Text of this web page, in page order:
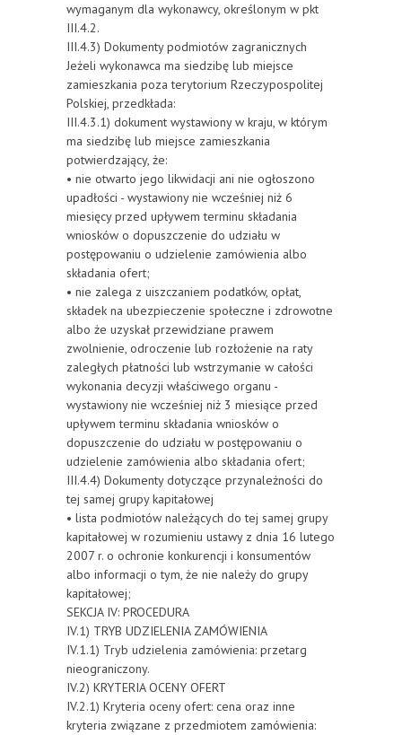
wymaganym dla wykonawcy, określonym w pkt
III.4.2.
III.4.3) Dokumenty podmiotów zagranicznych
Jeżeli wykonawca ma siedzibę lub miejsce
zamieszkania poza terytorium Rzeczypospolitej
Polskiej, przedkłada:
III.4.3.1) dokument wystawiony w kraju, w którym
ma siedzibę lub miejsce zamieszkania
potwierdzający, że:
• nie otwarto jego likwidacji ani nie ogłoszono
upadłości - wystawiony nie wcześniej niż 6
miesięcy przed upływem terminu składania
wniosków o dopuszczenie do udziału w
postępowaniu o udzielenie zamówienia albo
składania ofert;
• nie zalega z uiszczaniem podatków, opłat,
składek na ubezpieczenie społeczne i zdrowotne
albo że uzyskał przewidziane prawem
zwolnienie, odroczenie lub rozłożenie na raty
zaległych płatności lub wstrzymanie w całości
wykonania decyzji właściwego organu -
wystawiony nie wcześniej niż 3 miesiące przed
upływem terminu składania wniosków o
dopuszczenie do udziału w postępowaniu o
udzielenie zamówienia albo składania ofert;
III.4.4) Dokumenty dotyczące przynależności do
tej samej grupy kapitałowej
• lista podmiotów należących do tej samej grupy
kapitałowej w rozumieniu ustawy z dnia 16 lutego
2007 r. o ochronie konkurencji i konsumentów
albo informacji o tym, że nie należy do grupy
kapitałowej;
SEKCJA IV: PROCEDURA
IV.1) TRYB UDZIELENIA ZAMÓWIENIA
IV.1.1) Tryb udzielenia zamówienia: przetarg
nieograniczony.
IV.2) KRYTERIA OCENY OFERT
IV.2.1) Kryteria oceny ofert: cena oraz inne
kryteria związane z przedmiotem zamówienia: